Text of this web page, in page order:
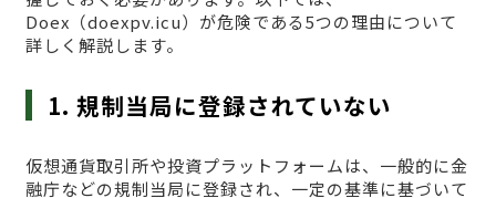
Doex（doexpv.icu）が危険である5つの理由について
詳しく解説します。
1. 規制当局に登録されていない
仮想通貨取引所や投資プラットフォームは、一般的に金
融庁などの規制当局に登録され、一定の基準に基づいて